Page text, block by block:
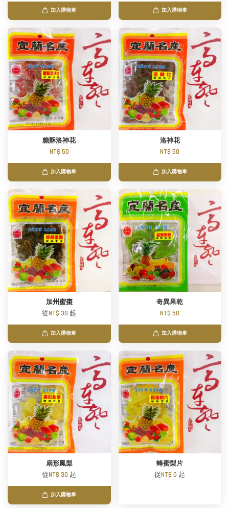
加入購物車 加入購物車
糖酥洛神花
NT$ 50
加入購物車
洛神花
NT$ 50
加入購物車
加州蜜棗
從NT$ 30 起
加入購物車
奇異果乾
NT$ 50
加入購物車
扇形鳳梨
從NT$ 30 起
加入購物車
蜂蜜梨片
從NT$ 0 起